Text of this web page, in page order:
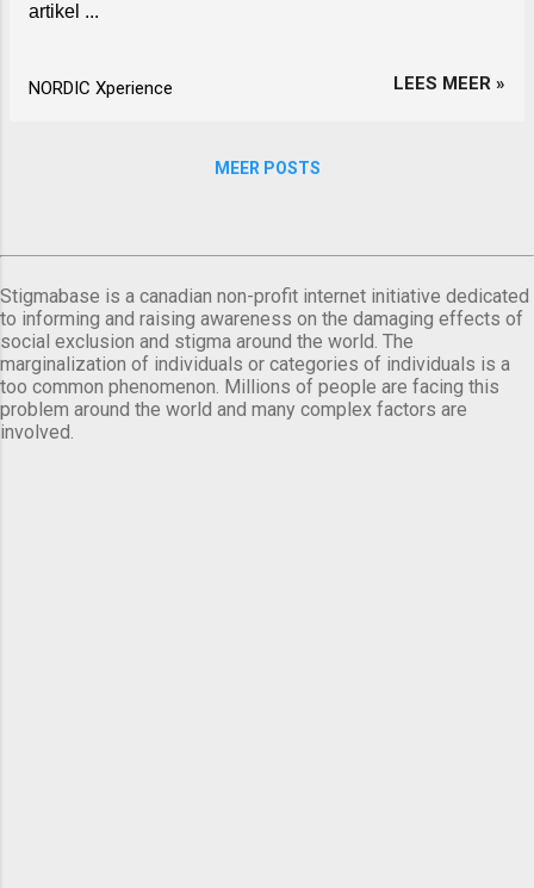
artikel ...
NORDIC Xperience LEES MEER »
MEER POSTS
Stigmabase is a canadian non-profit internet initiative dedicated
to informing and raising awareness on the damaging effects of
social exclusion and stigma around the world. The
marginalization of individuals or categories of individuals is a
too common phenomenon. Millions of people are facing this
problem around the world and many complex factors are
involved.